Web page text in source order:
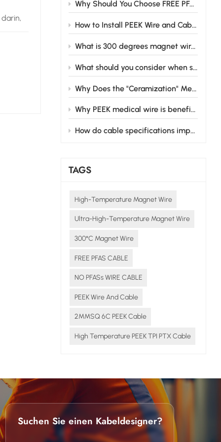
Why Should You Choose FREE PFAS CABLE for Your Business Needs?
How to Install PEEK Wire and Cable Safely in Industrial Settings
What is 300 degrees magnet wire and its main applications
What should you consider when selecting medical wire cable for your medical equipment?
Why Does the "Ceramization" Mechanism of Silicone Rubber Matter for Industrial Safety?
Why PEEK medical wire is beneficial in medical devices
How do cable specifications impact hybrid electric vehicle performance?
TAGS
High-Temperature Magnet Wire
Ultra-High-Temperature Magnet Wire
300°C Magnet Wire
FREE PFAS CABLE
NO PFASs WIRE CABLE
PEEK Wire And Cable
2MMSQ 6C PEEK Cable
High Temperature PEEK TPI PTX Cable
im
200Suchen Sie einen Kabeldesigner?